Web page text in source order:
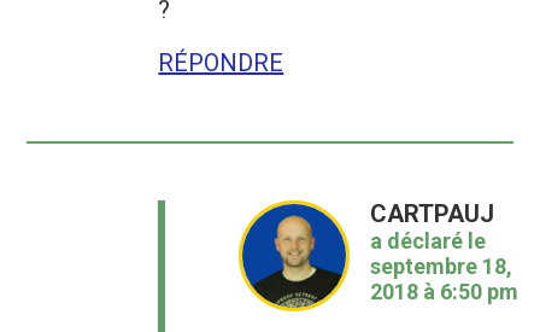
?
RÉPONDRE
CARTPAUJ
a déclaré le
septembre 18,
2018 à 6:50 pm